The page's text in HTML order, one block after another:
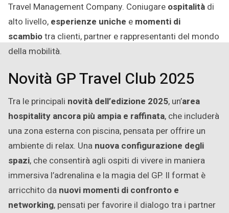
Travel Management Company. Coniugare ospitalità di
alto livello, esperienze uniche e momenti di
scambiotra clienti, partner e rappresentanti del mondo
della mobilità.
Novità GP Travel Club 2025
Tra le principali novità dell’edizione 2025, un’area
hospitality ancora più ampia e raffinata, che includerà
una zona esterna con piscina, pensata per offrire un
ambiente di relax. Una nuova configurazione degli
spazi, che consentirà agli ospiti di vivere in maniera
immersiva l’adrenalina e la magia del GP. Il format è
arricchito da nuovi momenti di confronto e
networking, pensati per favorire il dialogo tra i partner